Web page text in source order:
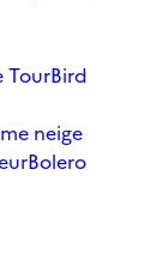
TourBird
neige
Bolero